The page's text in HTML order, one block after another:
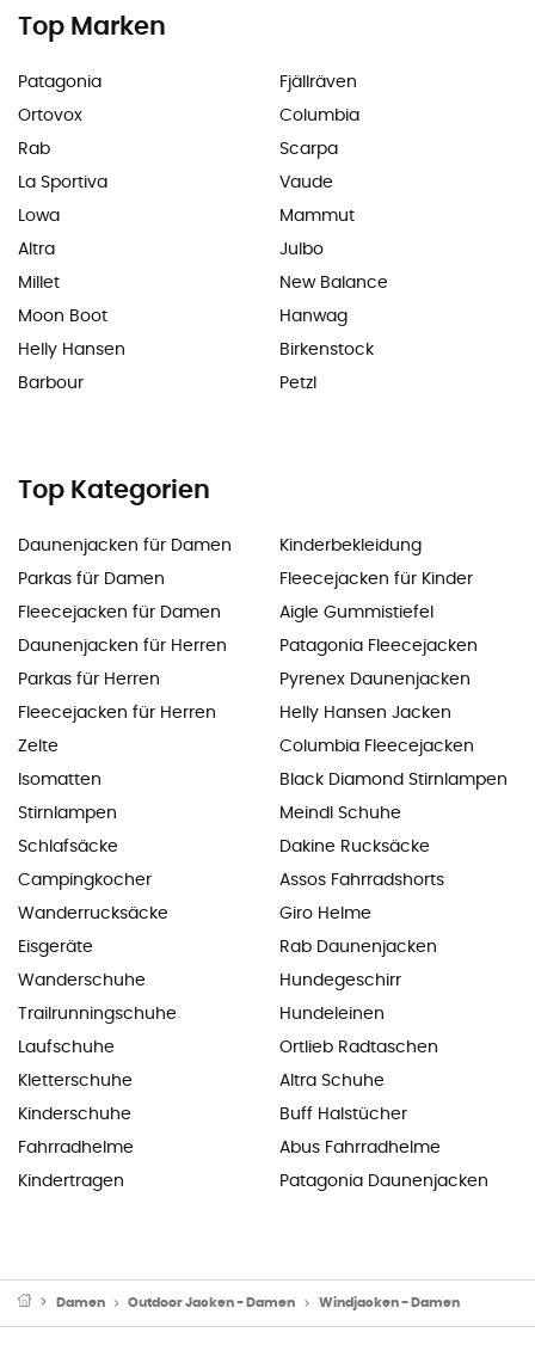
Top Marken
Patagonia
Ortovox
Rab
La Sportiva
Lowa
Altra
Millet
Moon Boot
Helly Hansen
Barbour
Fjällräven
Columbia
Scarpa
Vaude
Mammut
Julbo
New Balance
Hanwag
Birkenstock
Petzl
Top Kategorien
Daunenjacken für Damen
Parkas für Damen
Fleecejacken für Damen
Daunenjacken für Herren
Parkas für Herren
Fleecejacken für Herren
Zelte
Isomatten
Stirnlampen
Schlafsäcke
Campingkocher
Wanderrucksäcke
Eisgeräte
Wanderschuhe
Trailrunningschuhe
Laufschuhe
Kletterschuhe
Kinderschuhe
Fahrradhelme
Kindertragen
Kinderbekleidung
Fleecejacken für Kinder
Aigle Gummistiefel
Patagonia Fleecejacken
Pyrenex Daunenjacken
Helly Hansen Jacken
Columbia Fleecejacken
Black Diamond Stirnlampen
Meindl Schuhe
Dakine Rucksäcke
Assos Fahrradshorts
Giro Helme
Rab Daunenjacken
Hundegeschirr
Hundeleinen
Ortlieb Radtaschen
Altra Schuhe
Buff Halstücher
Abus Fahrradhelme
Patagonia Daunenjacken
Damen Outdoor Jacken - Damen Windjacken - Damen